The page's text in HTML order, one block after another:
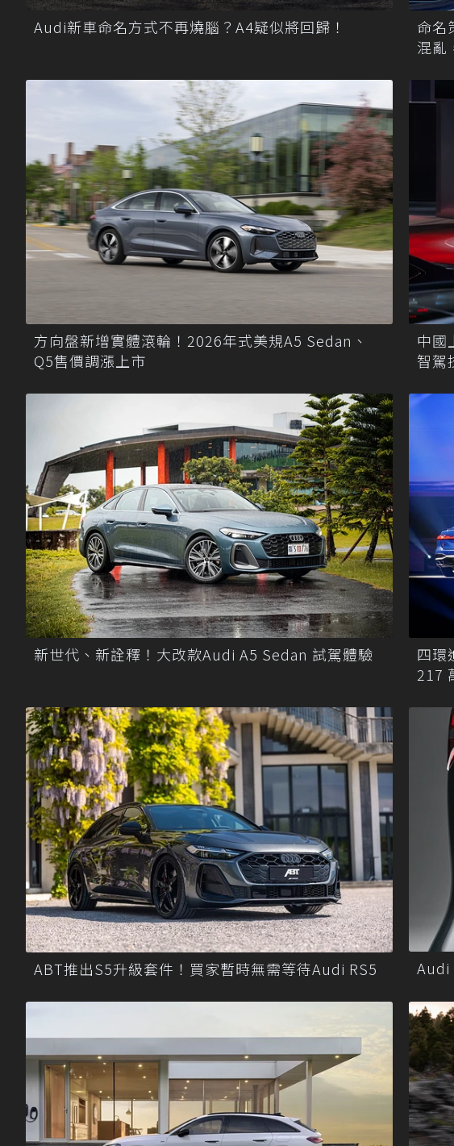
Audi新車命名方式不再燒腦？A4疑似將回歸！
命名
混亂
方向盤新增實體滾輪！2026年式美規A5 Sedan、
Q5售價調漲上市
中國
智駕
新世代、新詮釋！大改款Audi A5 Sedan 試駕體驗
四環
217
ABT推出S5升級套件！買家暫時無需等待Audi RS5 Audi